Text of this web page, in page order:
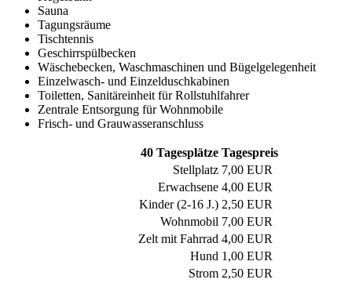
Sauna
Tagungsräume
Tischtennis
Geschirrspülbecken
Wäschebecken, Waschmaschinen und Bügelgelegenheit
Einzelwasch- und Einzelduschkabinen
Toiletten, Sanitäreinheit für Rollstuhlfahrer
Zentrale Entsorgung für Wohnmobile
Frisch- und Grauwasseranschluss
40 Tagesplätze Tagespreis
Stellplatz 7,00 EUR
Erwachsene 4,00 EUR
Kinder (2-16 J.) 2,50 EUR
Wohnmobil 7,00 EUR
Zelt mit Fahrrad 4,00 EUR
Hund 1,00 EUR
Strom 2,50 EUR